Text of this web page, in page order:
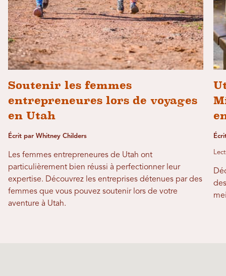
Soutenir les femmes
entrepreneures lors de voyages
en Utah
Écrit par Whitney Childers
Les femmes entrepreneures de Utah ont
particulièrement bien réussi à perfectionner leur
expertise. Découvrez les entreprises détenues par des
femmes que vous pouvez soutenir lors de votre
aventure à Utah.